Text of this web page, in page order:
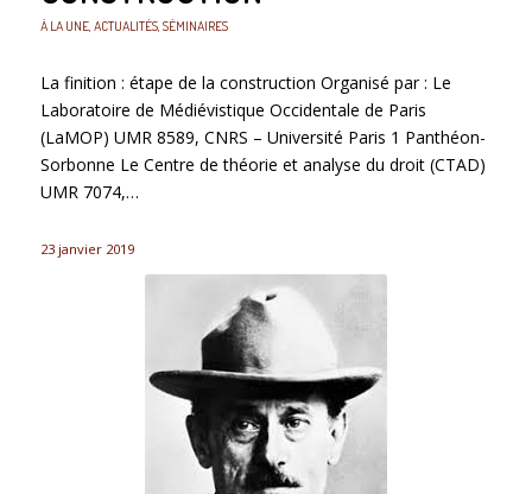
À LA UNE, ACTUALITÉS, SÉMINAIRES
La finition : étape de la construction Organisé par : Le
Laboratoire de Médiévistique Occidentale de Paris
(LaMOP) UMR 8589, CNRS – Université Paris 1 Panthéon-
Sorbonne Le Centre de théorie et analyse du droit (CTAD)
UMR 7074,…
23 janvier 2019